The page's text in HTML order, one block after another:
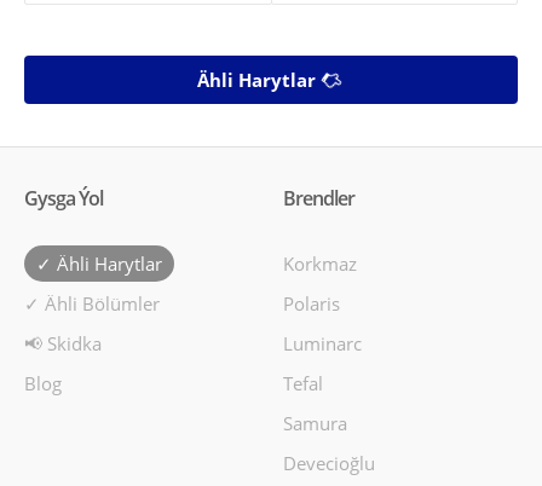
Ähli Harytlar
Gysga Ýol
✓ Ähli Harytlar
✓ Ähli Bölümler
📢 Skidka
Blog
Brendler
Korkmaz
Polaris
Luminarc
Tefal
Samura
Devecioğlu